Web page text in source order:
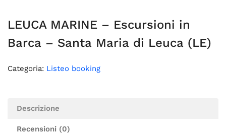
LEUCA MARINE – Escursioni in
Barca – Santa Maria di Leuca (LE)
Categoria: Listeo booking
Descrizione
Recensioni (0)